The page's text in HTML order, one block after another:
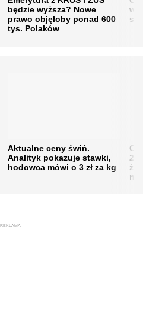
będzie wyższa? Nowe
prawo objęłoby ponad 600
tys. Polaków
w
Aktualne ceny świń.
Analityk pokazuje stawki,
hodowca mówi o 3 zł za kg
REKLAMA